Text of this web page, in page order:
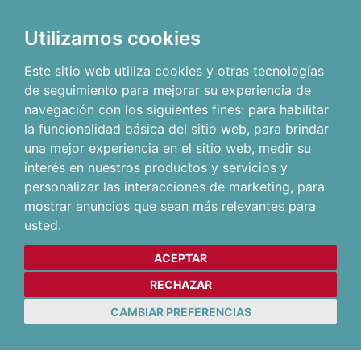
Utilizamos cookies
Este sitio web utiliza cookies y otras tecnologías
de seguimiento para mejorar su experiencia de
navegación con los siguientes fines: para habilitar
la funcionalidad básica del sitio web, para brindar
una mejor experiencia en el sitio web, medir su
interés en nuestros productos y servicios y
personalizar las interacciones de marketing, para
mostrar anuncios que sean más relevantes para
usted.
ACEPTAR
RECHAZAR
CAMBIAR PREFERENCIAS